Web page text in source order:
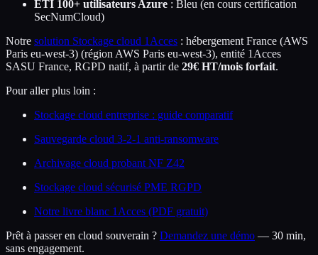
ETI 100+ utilisateurs Azure : Bleu (en cours certification
SecNumCloud)
Notre solution Stockage cloud 1Acces : hébergement France (AWS
Paris eu-west-3) (région AWS Paris eu-west-3), entité 1Acces
SASU France, RGPD natif, à partir de 29€ HT/mois forfait.
Pour aller plus loin :
Stockage cloud entreprise : guide comparatif
Sauvegarde cloud 3-2-1 anti-ransomware
Archivage cloud probant NF Z42
Stockage cloud sécurisé PME RGPD
Notre livre blanc 1Acces (PDF gratuit)
Prêt à passer en cloud souverain ? Demandez une démo — 30 min,
sans engagement.